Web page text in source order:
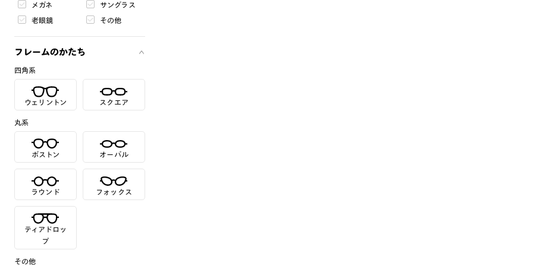
メガネ サングラス
老眼鏡 その他
フレームのかたち
四角系
ウェリントン スクエア
丸系
ボストン オーバル
ラウンド フォックス
ティアドロッ
プ
その他